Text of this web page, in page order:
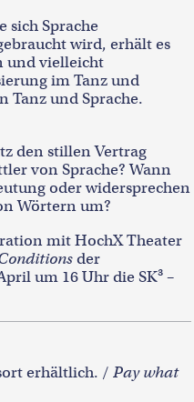
sich Sprache
wird, erhält es
und vielleicht
im Tanz und
Tanz und Sprache.
den stillen Vertrag
von Sprache? Wann
oder widersprechen
Wörtern um?
mit HochX Theater
der
um 16 Uhr die SK³ –
erhältlich. / Pay what